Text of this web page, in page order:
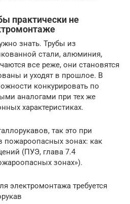
практически не
знать. Трубы из
стали, алюминия,
все реже, они становятся
и уходят в прошлое. В
конкурировать по
аналогами при тех же
характеристиках.
так это при
пожароопасных зонах: как
(ПУЭ, глава 7.4
зонах»).
электромонтажа требуется